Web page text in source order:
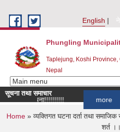
English
Phungling
Taplejung, Koshi Province,
Nepal
सूचना तथा समाचार
सूचना!!!!!!!!!!
You are here
Home » व्यक्तिगत घटना दर्ता तथा समाजिक
शर्त ।।